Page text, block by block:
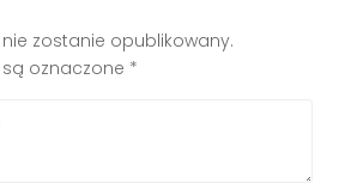
zostanie opublikowany.
oznaczone *